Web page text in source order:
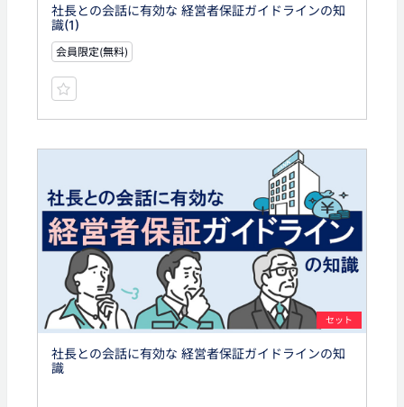
社長との会話に有効な 経営者保証ガイドラインの知
識(1)
会員限定(無料)
セット
社長との会話に有効な 経営者保証ガイドラインの知
識